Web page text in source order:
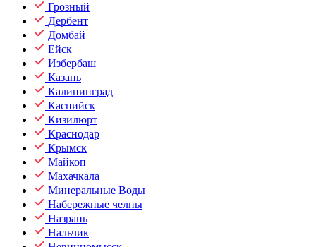
Грозный
Дербент
Домбай
Ейск
Избербаш
Казань
Калининград
Каспийск
Кизилюрт
Краснодар
Крымск
Майкоп
Махачкала
Минеральные Воды
Набережные челны
Назрань
Нальчик